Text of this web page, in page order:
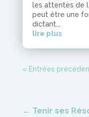
les attentes de
peut être une
dictant...
lire plus
« Entrées
← Tenir ses